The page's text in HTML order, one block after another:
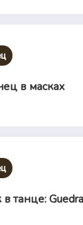
в масках
танце: